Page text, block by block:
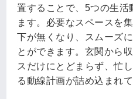
置することで、5つの生活
ます。必要なスペースを
下が無くなり、スムーズ
とができます。玄関から
スだけにとどまらず、忙
る動線計画が詰め込まれて